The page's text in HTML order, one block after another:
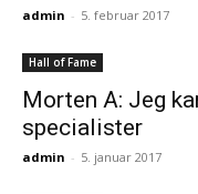
admin - 5. februar 2017
Hall of Fame
Morten A: Jeg
specialister
admin - 5. januar 2017